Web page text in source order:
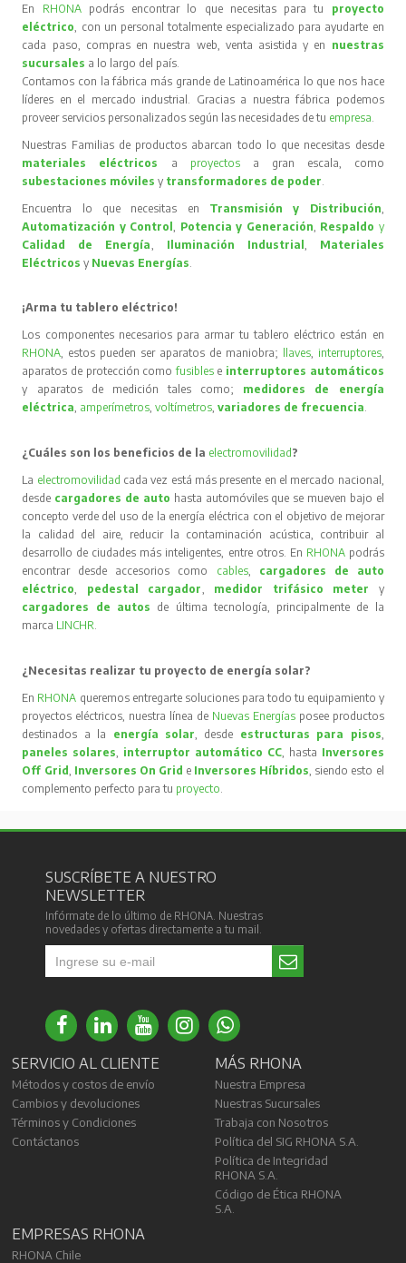
En RHONA podrás encontrar lo que necesitas para tu proyecto
eléctrico , con un personal totalmente especializado para ayudarte en
cada paso, compras en nuestra web, venta asistida y en nuestras
sucursales a lo largo del país.
Contamos con la fábrica más grande de Latinoamérica lo que nos hace
líderes en el mercado industrial. Gracias a nuestra fábrica podemos
proveer servicios personalizados según las necesidades de tu empresa
Nuestras Familias de productos abarcan todo lo que necesitas desde
materiales eléctricos
a proyectos
a gran escala, como
subestaciones móvilesy transformadores de poder
Encuentra lo que necesitas en Transmisión y Distribución
Automatización y Control
Potencia y Generación Respaldo y
Calidad de Energía
Iluminación Industrial
Materiales
Eléctricos y Nuevas Energías
¡Arma tu tablero eléctrico!
Los componentes necesarios para armar tu tablero eléctrico están en
RHONA , estos pueden ser aparatos de maniobra; llaves, interruptores,
aparatos de protección comofusibles e interruptores automáticos
y aparatos de medición tales como; medidores de energía
eléctrica amperímetros ,voltímetros ,variadores de frecuencia
¿Cuáles son los beneficios de la electromovilidad?
La electromovilidad cada vez está más presente en el mercado nacional,
desde cargadores de auto hasta automóviles que se mueven bajo el
concepto verde del uso de la energía eléctrica con el objetivo de mejorar
la calidad del aire, reducir la contaminación acústica, contribuir al
desarrollo de ciudades más inteligentes, entre otros. En RHONA podrás
encontrar desde accesorios como cables, cargadores de auto
eléctrico
pedestal cargador medidor trifásico meter
y
cargadores de autos de última tecnología, principalmente de la
marca LINCHR
¿Necesitas realizar tu proyecto de energía solar?
En RHONA queremos entregarte soluciones para todo tu equipamiento y
proyectos eléctricos, nuestra línea de Nuevas Energíasposee productos
destinados a la energía solar , desde estructuras para pisos
paneles solares
interruptor automático CC, hasta Inversores
Off Grid Inversores On Grid e Inversores Híbridos , siendo esto el
complemento perfecto para tu proyecto
SUSCRÍBETE A NUESTRO
NEWSLETTER
Infórmate de lo último de RHONA. Nuestras
novedades y ofertas directamente a tu mail.
SERVICIO AL CLIENTE
Métodos y costos de envío
Cambios y devoluciones
Términos y Condiciones
Contáctanos
MÁS RHONA
Nuestra Empresa
Nuestras Sucursales
Trabaja con Nosotros
Política del SIG RHONA S.A.
Política de Integridad
RHONA S.A.
Código de Ética RHONA
S.A.
EMPRESAS RHONA
RHONA Chile